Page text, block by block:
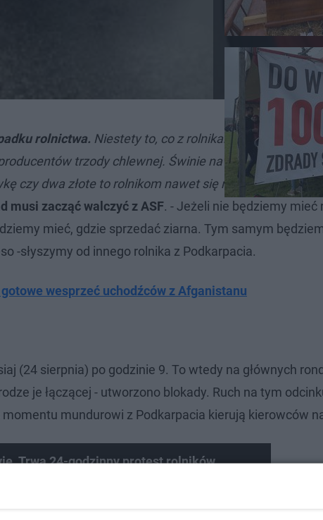
rolnictwa. Niestety to, co z rolnikami robi nasz rząd
trzody chlewnej. Świnie nawet nie są
czy dwa złote to rolnikom nawet się nie opłaca ich
musi zacząć walczyć z ASF. - Jeżeli nie będziemy mieć
mieć, gdzie sprzedać ziarna. Tym samym
-słyszymy od innego rolnika z Podkarpacia.
wesprzeć uchodźców z Afganistanu
(24 sierpnia) po godzinie 9. To wtedy na głównych
je łączącej - utworzono blokady. Ruch na tym
mundurowi z Podkarpacia kierują kierowców
Trwa 24-godzinny protest rolników